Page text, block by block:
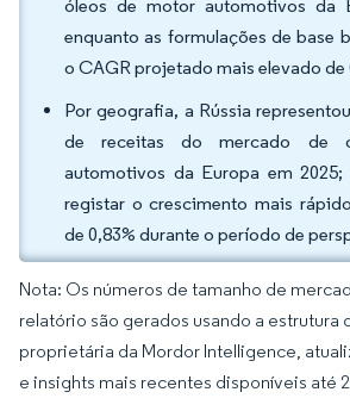
óleos de motor automotivos da
enquanto as formulações de base
o CAGR projetado mais elevado de
Por geografia, a Rússia
de receitas do mercado de
automotivos da Europa em 2025;
registar o crescimento mais
de 0,83% durante o período de
Nota: Os números de tamanho de
relatório são gerados usando a estrutura
proprietária da Mordor Intelligence,
e insights mais recentes disponíveis até